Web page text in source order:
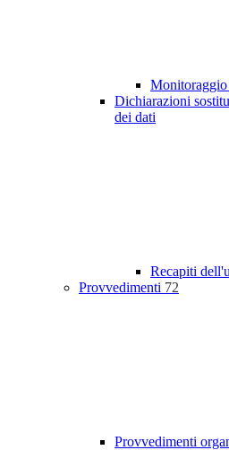
Dichiarazioni
dei dati
Recapiti
Provvedimenti 72
Provvedimenti